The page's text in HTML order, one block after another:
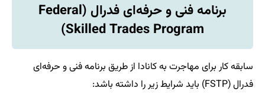
برنامه فنی و حرفه‌ای فدرال (Federal
Skilled Trades Program)
سابقه کار برای مهاجرت به کانادا از طریق برنامه فنی و حرفه‌ای
فدرال (FSTP) باید شرایط زیر را داشته باشد: